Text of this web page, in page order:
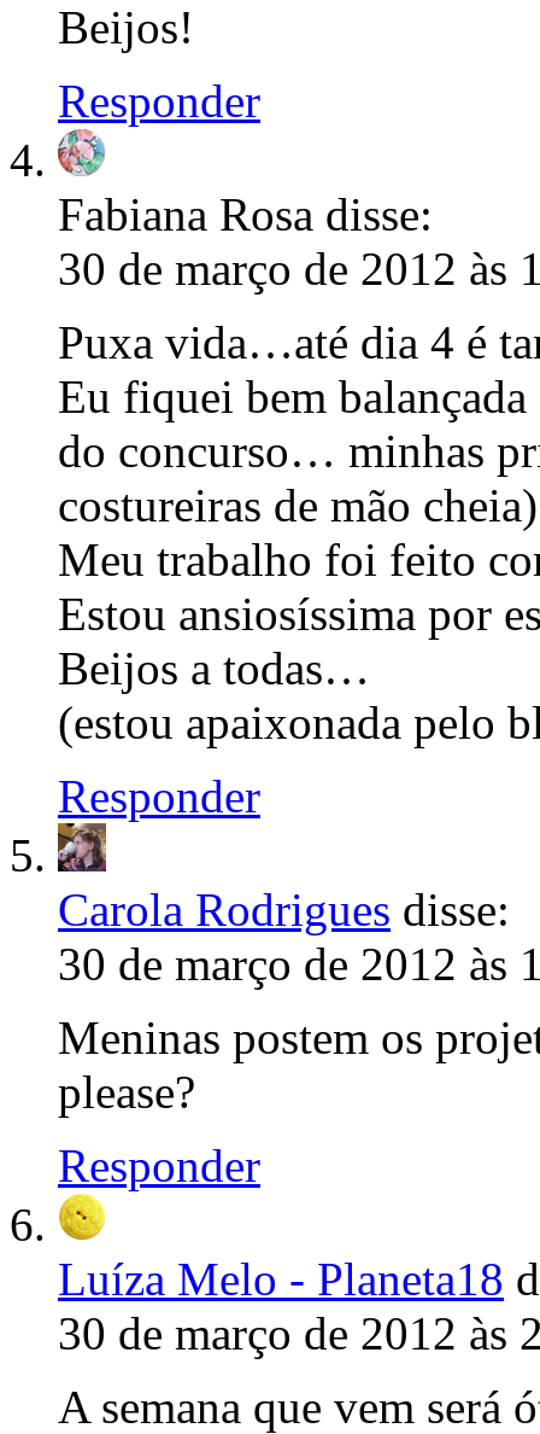
Beijos!
Responder
Fabiana Rosa disse:
30 de março de 2012 às
Puxa vida…até dia 4 é
Eu fiquei bem
do concurso… minhas
costureiras de mão
Meu trabalho foi feito
Estou ansiosíssima por
Beijos a todas…
(estou apaixonada pelo
Responder
Carola Rodrigues disse:
30 de março de 2012 às
Meninas postem os
please?
Responder
Luíza Melo - Planeta18
30 de março de 2012 às
A semana que vem será